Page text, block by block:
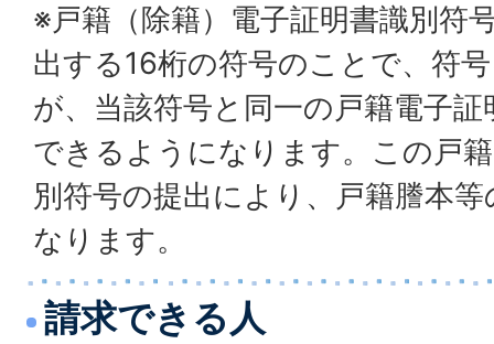
※戸籍（除籍）電子証明書識別符
出する16桁の符号のことで、符
が、当該符号と同一の戸籍電子
できるようになります。この戸
別符号の提出により、戸籍謄本
なります。
請求できる人